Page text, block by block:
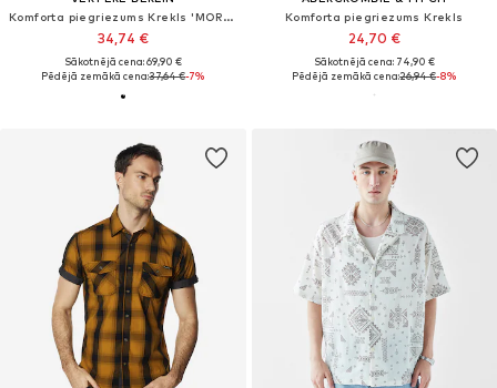
Komforta piegriezums Krekls 'MORPH'
34,74 €
Sākotnējā cena: 69,90 €
Pēdējā zemākā cena:37,64 €-7%
Komforta piegriezums Krekls
24,70 €
Sākotnējā cena: 74,90 €
Pēdējā zemākā cena:26,94 €-8%